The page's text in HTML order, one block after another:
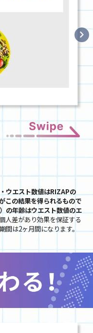
ウエスト数値はRIZAPの
この結果を得られるもので
の年齢はウエスト数値のエ
人差があり効果を保証する
は2ヶ月間になります。